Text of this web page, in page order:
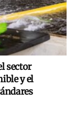
sector
y el